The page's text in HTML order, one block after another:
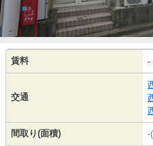
賃料 -
交通
間取り(面積) -